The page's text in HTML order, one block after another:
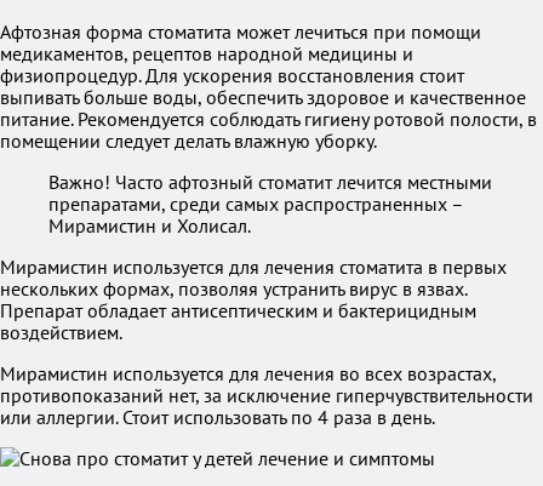
Афтозная форма стоматита может лечиться при помощи
медикаментов, рецептов народной медицины и
физиопроцедур. Для ускорения восстановления стоит
выпивать больше воды, обеспечить здоровое и качественное
питание. Рекомендуется соблюдать гигиену ротовой полости, в
помещении следует делать влажную уборку.
Важно! Часто афтозный стоматит лечится местными
препаратами, среди самых распространенных –
Мирамистин и Холисал.
Мирамистин используется для лечения стоматита в первых
нескольких формах, позволяя устранить вирус в язвах.
Препарат обладает антисептическим и бактерицидным
воздействием.
Мирамистин используется для лечения во всех возрастах,
противопоказаний нет, за исключение гиперчувствительности
или аллергии. Стоит использовать по 4 раза в день.